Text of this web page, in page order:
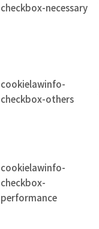
checkbox-necessary
cookielawinfo-
checkbox-others
cookielawinfo-
checkbox-
performance